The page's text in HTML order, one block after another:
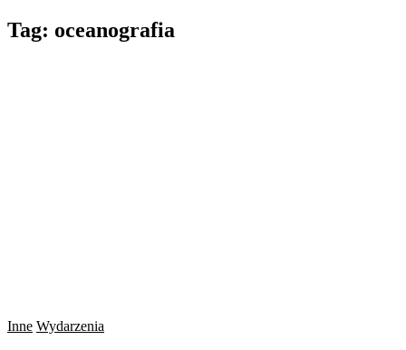
Tag: oceanografia
Inne Wydarzenia